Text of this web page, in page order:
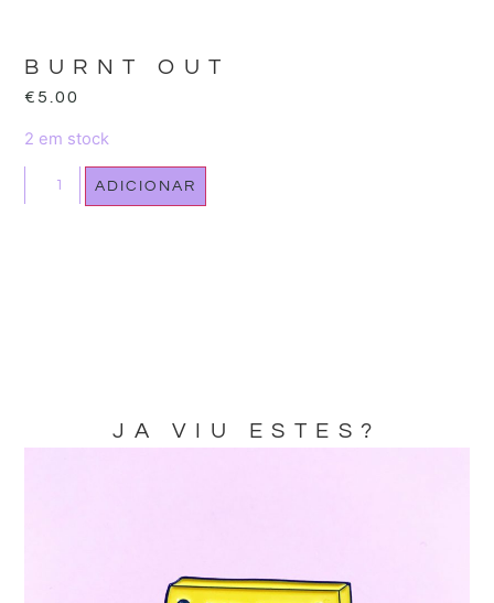
BURNT OUT
€5.00
2 em stock
ADICIONAR
JA VIU ESTES?